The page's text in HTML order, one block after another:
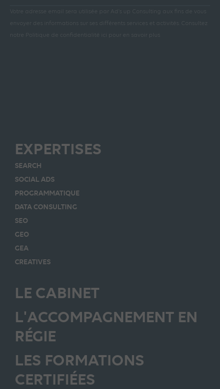
Votre adresse email sera utilisée par Ad’s up Consulting aux fins de vous
envoyer des informations sur ses différents services et activités.
Consultez
notre Politique de confidentialité ici pour en savoir plus
EXPERTISES
SEARCH
SOCIAL ADS
PROGRAMMATIQUE
DATA CONSULTING
SEO
GEO
GEA
CREATIVES
LE CABINET
L'ACCOMPAGNEMENT EN
RÉGIE
LES FORMATIONS
CERTIFIÉES